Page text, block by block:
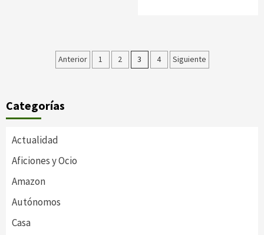
Paginación
entradas
Anterior 1 2 3 4 Siguiente
Categorías
Actualidad
Aficiones y Ocio
Amazon
Autónomos
Casa